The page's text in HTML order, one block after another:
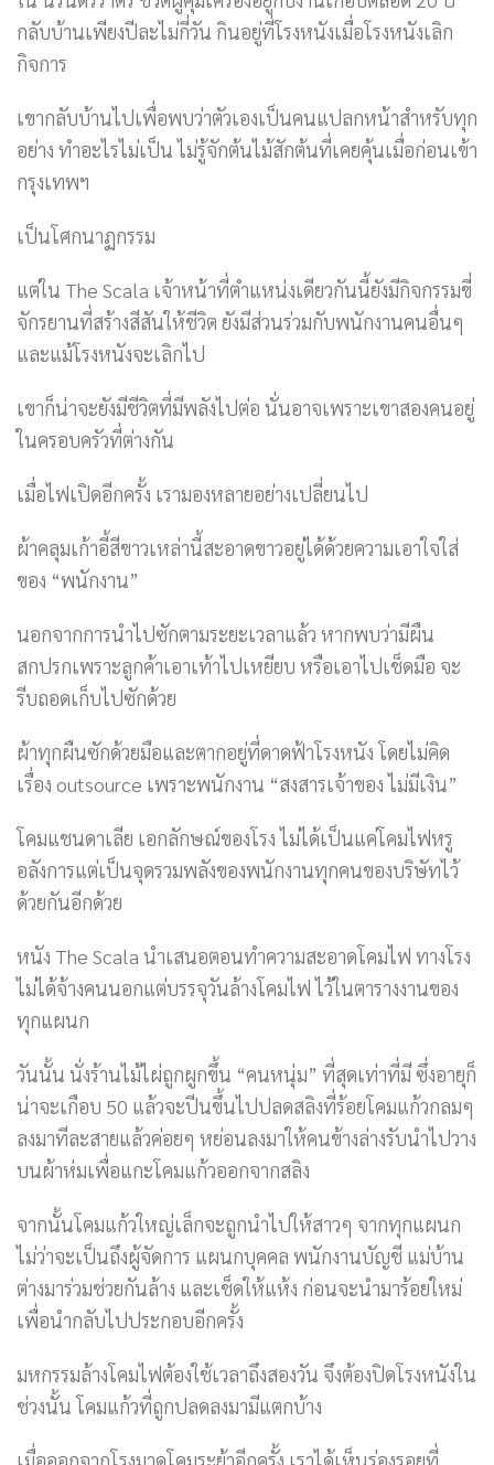
กลับบ้านเพียงปีละไม่กี่วัน กินอยู่ที่โรงหนังเมื่อโรงหนังเลิก
กิจการ
เขากลับบ้านไปเพื่อพบว่าตัวเองเป็นคนแปลกหน้าสำหรับทุก
อย่าง ทำอะไรไม่เป็น ไม่รู้จักต้นไม้สักต้นที่เคยคุ้นเมื่อก่อนเข้า
กรุงเทพฯ
เป็นโศกนาฏกรรม
แต่ใน The Scala เจ้าหน้าที่ตำแหน่งเดียวกันนี้ยังมีกิจกรรมขี่
จักรยานที่สร้างสีสันให้ชีวิต ยังมีส่วนร่วมกับพนักงานคนอื่นๆ
และแม้โรงหนังจะเลิกไป
เขาก็น่าจะยังมีชีวิตที่มีพลังไปต่อ นั่นอาจเพราะเขาสองคนอยู่
ในครอบครัวที่ต่างกัน
เมื่อไฟเปิดอีกครั้ง เรามองหลายอย่างเปลี่ยนไป
ผ้าคลุมเก้าอี้สีขาวเหล่านี้สะอาดขาวอยู่ได้ด้วยความเอาใจใส่
ของ “พนักงาน”
นอกจากการนำไปซักตามระยะเวลาแล้ว หากพบว่ามีผืน
สกปรกเพราะลูกค้าเอาเท้าไปเหยียบ หรือเอาไปเช็ดมือ จะ
รีบถอดเก็บไปซักด้วย
ผ้าทุกผืนซักด้วยมือและตากอยู่ที่ดาดฟ้าโรงหนัง โดยไม่คิด
เรื่อง outsource เพราะพนักงาน “สงสารเจ้าของ ไม่มีเงิน”
โคมแชนดาเลีย เอกลักษณ์ของโรง ไม่ได้เป็นแค่โคมไฟหรู
อลังการแต่เป็นจุดรวมพลังของพนักงานทุกคนของบริษัทไว้
ด้วยกันอีกด้วย
หนัง The Scala นำเสนอตอนทำความสะอาดโคมไฟ ทางโรง
ไม่ได้จ้างคนนอกแต่บรรจุวันล้างโคมไฟ ไว้ในตารางงานของ
ทุกแผนก
วันนั้น นั่งร้านไม้ไผ่ถูกผูกขึ้น “คนหนุ่ม” ที่สุดเท่าที่มี ซึ่งอายุก็
น่าจะเกือบ 50 แล้วจะปีนขึ้นไปปลดสลิงที่ร้อยโคมแก้วกลมๆ
ลงมาทีละสายแล้วค่อยๆ หย่อนลงมาให้คนข้างล่างรับนำไปวาง
บนผ้าห่มเพื่อแกะโคมแก้วออกจากสลิง
จากนั้นโคมแก้วใหญ่เล็กจะถูกนำไปให้สาวๆ จากทุกแผนก
ไม่ว่าจะเป็นถึงผู้จัดการ แผนกบุคคล พนักงานบัญชี แม่บ้าน
ต่างมาร่วมช่วยกันล้าง และเช็ดให้แห้ง ก่อนจะนำมาร้อยใหม่
เพื่อนำกลับไปประกอบอีกครั้ง
มหกรรมล้างโคมไฟต้องใช้เวลาถึงสองวัน จึงต้องปิดโรงหนังใน
ช่วงนั้น โคมแก้วที่ถูกปลดลงมามีแตกบ้าง